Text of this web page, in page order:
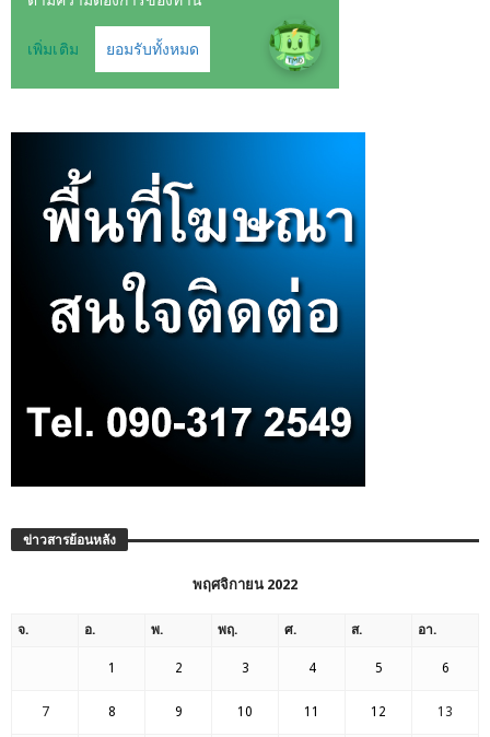
ข่าวสารย้อนหลัง
พฤศจิกายน 2022
จ. อ. พ. พฤ. ศ. ส. อา.
1 2 3 4 5 6
7 8 9 10 11 12 13